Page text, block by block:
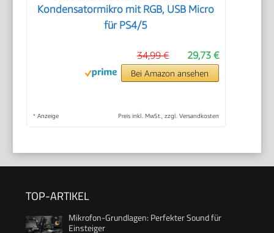
Kondensatormikro mit RGB, USB Micro
für PS4/5
29,73 €
34,99 €
Bei Amazon ansehen
* Anzeige Preis inkl. MwSt., zzgl. Versandkosten
TOP-ARTIKEL
Mikrofon-Grundlagen: Perfekter Sound für
Einsteiger